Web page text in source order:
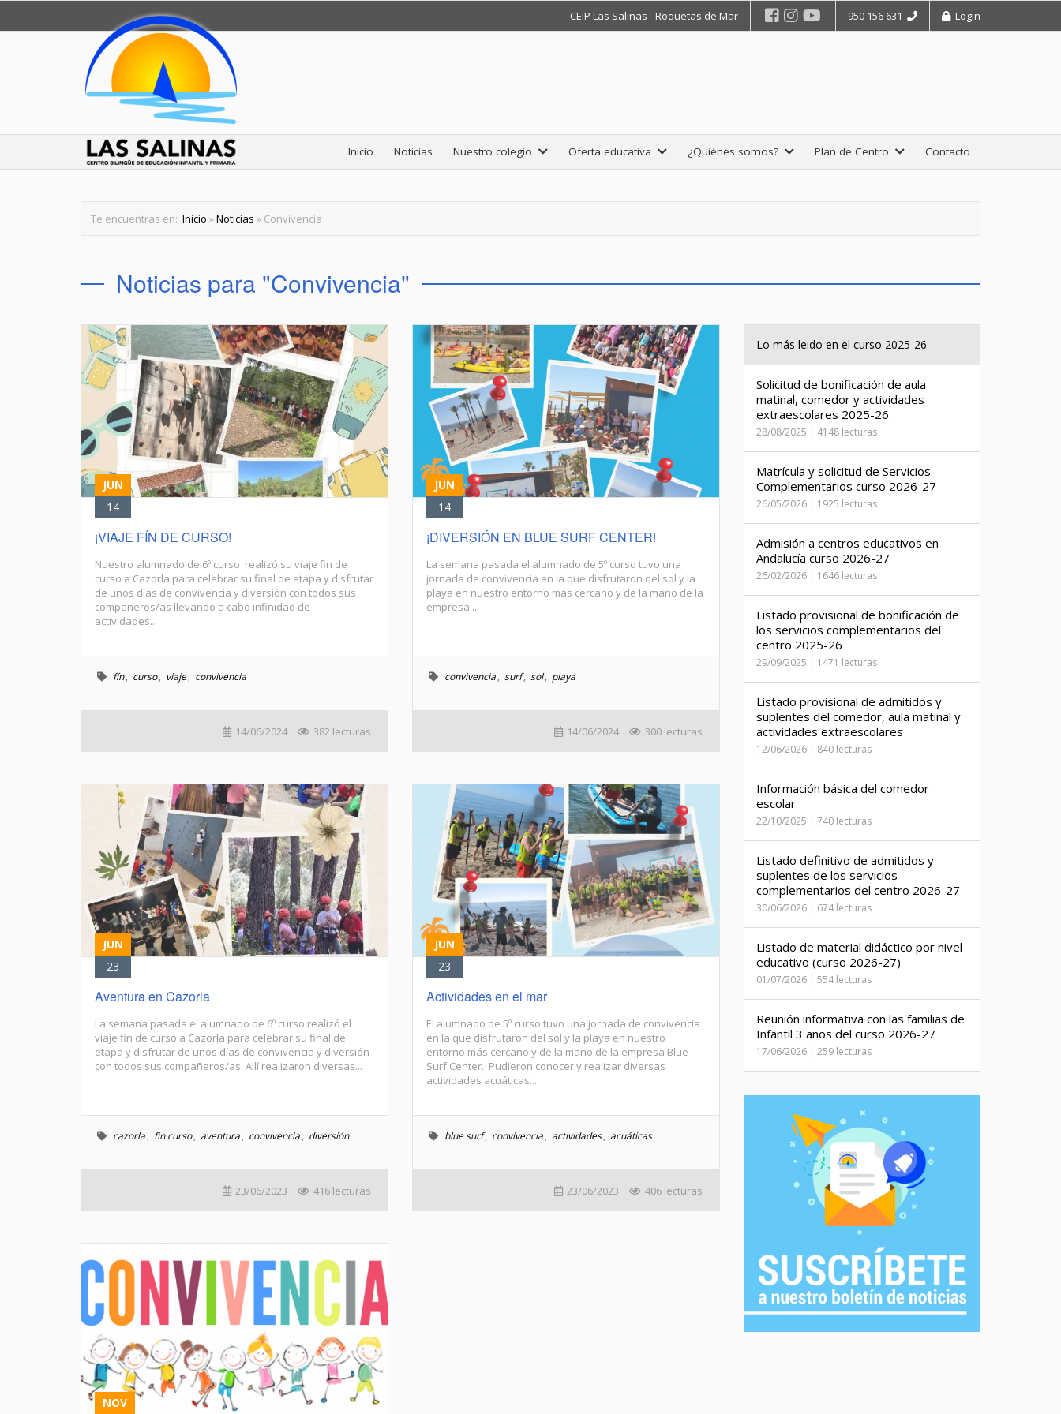
Login
950 156 631
CEIP Las Salinas - Roquetas de Mar
Inicio Noticias Nuestro colegio Oferta educativa ¿Quiénes somos? Plan de Centro Contacto
Te encuentras en: Inicio »Noticias » Convivencia
Noticias para "Convivencia"
JUN
14
¡VIAJE FÍN DE CURSO!
Nuestro alumnado de 6º curso realizó su viaje fin de
curso a Cazorla para celebrar su final de etapa y disfrutar
de unos días de convivencia y diversión con todos sus
compañeros/as llevando a cabo infinidad de
actividades...
fín, curso, viaje, convivencia
14/06/2024 382 lecturas
JUN
14
¡DIVERSIÓN EN BLUE SURF CENTER!
La semana pasada el alumnado de 5º curso tuvo una
jornada de convivencia en la que disfrutaron del sol y la
playa en nuestro entorno más cercano y de la mano de la
empresa...
convivencia, surf, sol, playa
14/06/2024 300 lecturas
JUN
23
Aventura en Cazorla
La semana pasada el alumnado de 6º curso realizó el
viaje fin de curso a Cazorla para celebrar su final de
etapa y disfrutar de unos días de convivencia y diversión
con todos sus compañeros/as. Allí realizaron diversas...
cazorla, fin curso, aventura, convivencia, diversión
23/06/2023 416 lecturas
JUN
23
Actividades en el mar
El alumnado de 5º curso tuvo una jornada de convivencia
en la que disfrutaron del sol y la playa en nuestro
entorno más cercano y de la mano de la empresa Blue
Surf Center. Pudieron conocer y realizar diversas
actividades acuáticas...
blue surf, convivencia, actividades, acuáticas
23/06/2023 406 lecturas
NOV
Lo más leido en el curso 2025-26
Solicitud de bonificación de aula
matinal, comedor y actividades
extraescolares 2025-26
28/08/2025 | 4148 lecturas
Matrícula y solicitud de Servicios
Complementarios curso 2026-27
26/05/2026 | 1925 lecturas
Admisión a centros educativos en
Andalucía curso 2026-27
26/02/2026 | 1646 lecturas
Listado provisional de bonificación de
los servicios complementarios del
centro 2025-26
29/09/2025 | 1471 lecturas
Listado provisional de admitidos y
suplentes del comedor, aula matinal y
actividades extraescolares
12/06/2026 | 840 lecturas
Información básica del comedor
escolar
22/10/2025 | 740 lecturas
Listado definitivo de admitidos y
suplentes de los servicios
complementarios del centro 2026-27
30/06/2026 | 674 lecturas
Listado de material didáctico por nivel
educativo (curso 2026-27)
01/07/2026 | 554 lecturas
Reunión informativa con las familias de
Infantil 3 años del curso 2026-27
17/06/2026 | 259 lecturas